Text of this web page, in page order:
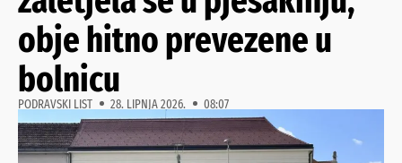
obje hitno prevezene u
bolnicu
PODRAVSKI LIST 28. LIPNJA 2026. 08:07